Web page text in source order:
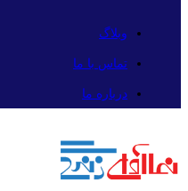
وبلاگ
تماس با ما
درباره ما